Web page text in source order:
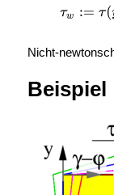
Nicht-
Beispiel